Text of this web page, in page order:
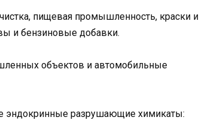
пищевая промышленность, краски и
и бензиновые добавки.
объектов и автомобильные
эндокринные разрушающие химикаты: